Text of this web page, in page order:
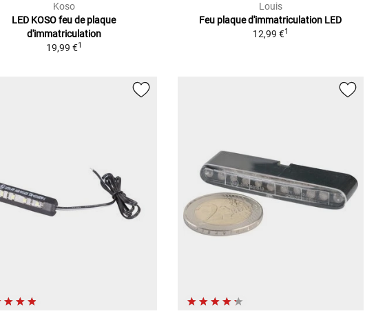
Koso
LED KOSO feu de plaque
d'immatriculation
19,99 €1
Louis
Feu plaque d'immatriculation LED
12,99 €1